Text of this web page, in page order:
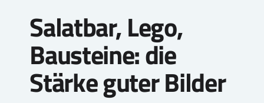
Salatbar, Lego,
Bausteine: die
Stärke guter Bilder